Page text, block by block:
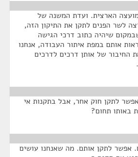
הארצית. ועדת המשנה של
לשר הפנים לתקן את התיקון הזה,
שיהיה כתוב דרכי הגישה
אותם במפת איתור העבודה, אנחנו
החיבור של אותן דרכים לדרכים
לתקן חוק אחר, אבל בתקנות אי
באותו תחום?
אפשר לתקן אותם. מה שאנחנו עושים